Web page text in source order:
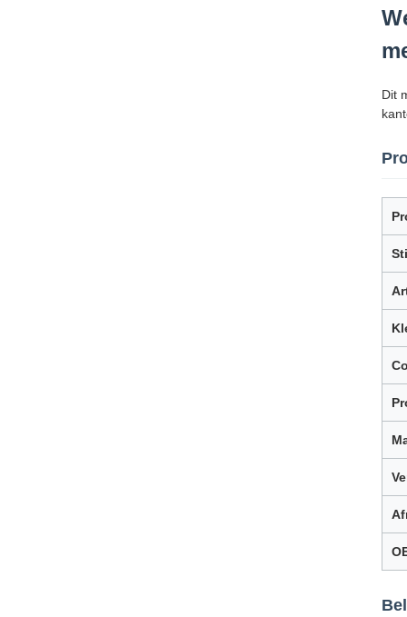
Dit